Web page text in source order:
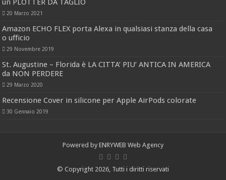
20 Marzo 2021
Amazon ECHO FLEX porta Alexa in qualsiasi stanza della casa
o ufficio
29 Novembre 2019
St. Augustine – Florida è LA CITTA’ PIU’ ANTICA IN AMERICA
da NON PERDERE
29 Marzo 2020
Recensione Cover in silicone per Apple AirPods colorate
30 Gennaio 2019
Powered by ENRYWEB Web Agency
© Copyright 2026, Tutti i diritti riservati